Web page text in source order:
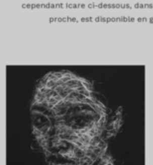
cependant Icare ci-dessous,
proche, est disponible en